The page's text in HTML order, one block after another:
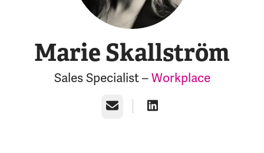
Marie Skallström
Sales Specialist –Workplace
E-post